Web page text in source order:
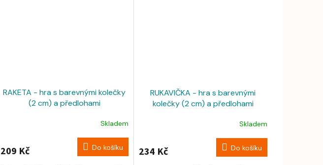
RAKETA - hra s barevnými kolečky
(2 cm) a předlohami
Skladem
209 Kč Do košíku
RUKAVIČKA - hra s barevnými
kolečky (2 cm) a předlohami
Skladem
234 Kč Do košíku